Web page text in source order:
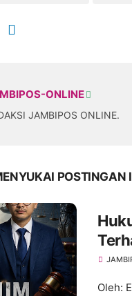
ONLINE
JAMBIPOS ONLINE.
POSTINGAN
dan
Oleh: